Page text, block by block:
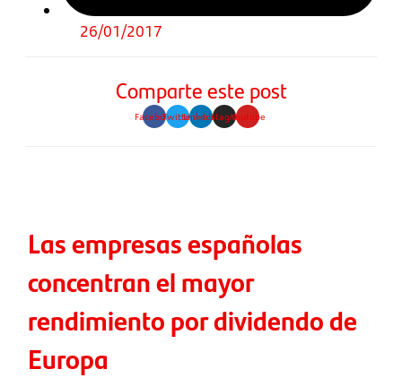
26/01/2017
Comparte este post
FacebookTwitterLinkedinInstagramYoutube
Las empresas españolas
concentran el mayor
rendimiento por dividendo de
Europa